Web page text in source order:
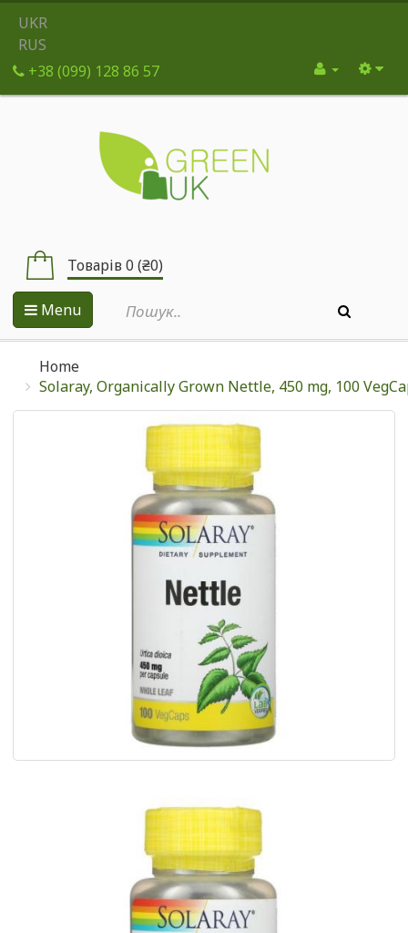
UKR
RUS
+38 (099) 128 86 57
Товарів 0 (₴0)
Menu
Home
Solaray, Organically Grown Nettle, 450 mg, 100